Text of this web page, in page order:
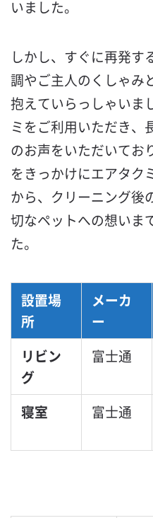
いました。
しかし、すぐに再発す
調やご主人のくしゃみ
抱えていらっしゃいま
ミをご利用いただき、
のお声をいただいてお
をきっかけにエアタク
から、クリーニング後
切なペットへの想いま
た。
設置場
所
メーカ
ー
リビン
グ
富士通
寝室
富士通